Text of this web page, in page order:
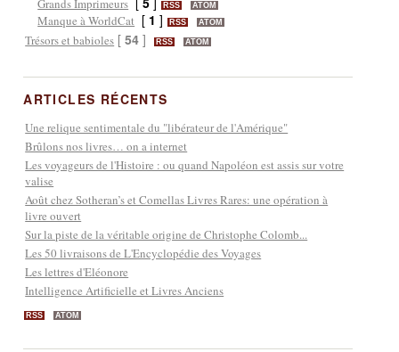
RSS ATOM
Manque à WorldCat [ 1 ] RSS ATOM
Trésors et babioles [54 ] RSS ATOM
ARTICLES RÉCENTS
Une relique sentimentale du "libérateur de l'Amérique"
Brûlons nos livres… on a internet
Les voyageurs de l'Histoire : ou quand Napoléon est assis sur votre
valise
Août chez Sotheran’s et Comellas Livres Rares: une opération à
livre ouvert
Sur la piste de la véritable origine de Christophe Colomb...
Les 50 livraisons de L'Encyclopédie des Voyages
Les lettres d'Eléonore
Intelligence Artificielle et Livres Anciens
RSS ATOM